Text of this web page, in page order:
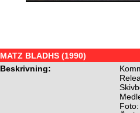
MATZ BLADHS (1990)
Beskrivning: